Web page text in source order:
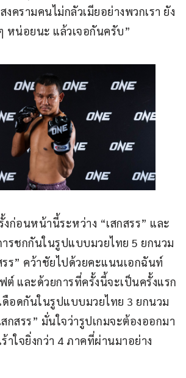
งครามคนไม่กลัวเมียอย่างพวกเรา ยัง
หน่อยนะ แล้วเจอกันครับ”
ก่อนหน้านี้ระหว่าง “เสกสรร” และ
ารชกกันในรูปแบบมวยไทย 5 ยกนวม
ร” คว้าชัยไปด้วยคะแนนเอกฉันท์
และด้วยการที่ครั้งนี้จะเป็นครั้งแรก
ดือดกันในรูปแบบมวยไทย 3 ยกนวม
สกสรร” มั่นใจว่ารูปเกมจะต้องออกมา
าใจยิ่งกว่า 4 ภาคที่ผ่านมาอย่าง